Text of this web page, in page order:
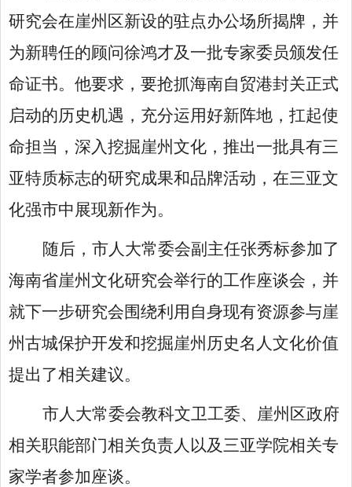
研究会在崖州区新设的驻点办公场所揭牌，并
为新聘任的顾问徐鸿才及一批专家委员颁发任
命证书。他要求，要抢抓海南自贸港封关正式
启动的历史机遇，充分运用好新阵地，扛起使
命担当，深入挖掘崖州文化，推出一批具有三
亚特质标志的研究成果和品牌活动，在三亚文
化强市中展现新作为。
随后，市人大常委会副主任张秀标参加了
海南省崖州文化研究会举行的工作座谈会，并
就下一步研究会围绕利用自身现有资源参与崖
州古城保护开发和挖掘崖州历史名人文化价值
提出了相关建议。
市人大常委会教科文卫工委、崖州区政府
相关职能部门相关负责人以及三亚学院相关专
家学者参加座谈。